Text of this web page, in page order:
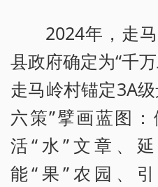
2024年，走
县政府确定为“千
走马岭村锚定3A
六策”擘画蓝图
活“水”文章、
能“果”农园、